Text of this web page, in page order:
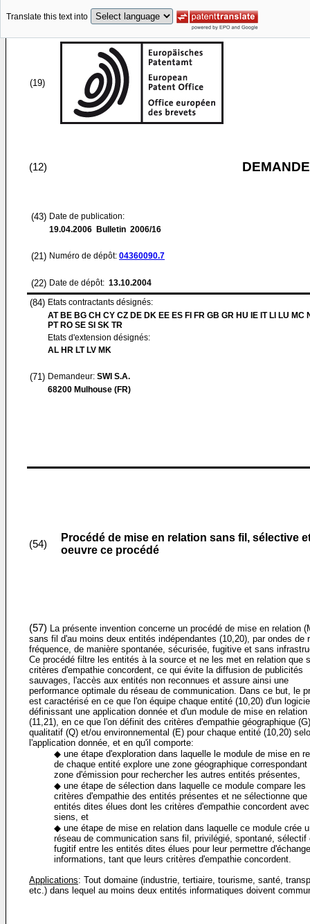
Translate this text into
(19)
(12)
(43) Date de publication:
19.04.2006 Bulletin 2006/16
(21) Numéro de dépôt: 04360090.7
(22) Date de dépôt: 13.10.2004
(84) Etats contractants désignés:
AT BE BG CH CY CZ DE DK EE ES FI FR GB GR HU IE IT LI LU MC
PT RO SE SI SK TR
Etats d'extension désignés:
AL HR LT LV MK
(71) Demandeur: SWI S.A.
68200 Mulhouse (FR)
(54)
Procédé de mise en relation sans fil, sélective
oeuvre ce procédé
(57) La présente invention concerne un procédé de mise en relation
sans fil d'au moins deux entités indépendantes (10,20), par ondes de
fréquence, de manière spontanée, sécurisée, fugitive et sans
Ce procédé filtre les entités à la source et ne les met en relation que
critères d'empathie concordent, ce qui évite la diffusion de publicités
sauvages, l'accès aux entités non reconnues et assure ainsi une
performance optimale du réseau de communication. Dans ce but, le
est caractérisé en ce que l'on équipe chaque entité (10,20) d'un
définissant une application donnée et d'un module de mise en relation
(11,21), en ce que l'on définit des critères d'empathie géographique
qualitatif (Q) et/ou environnemental (E) pour chaque entité (10,20)
l'application donnée, et en qu'il comporte:
◆ une étape d'exploration dans laquelle le module de mise en
de chaque entité explore une zone géographique correspondant
zone d'émission pour rechercher les autres entités présentes,
◆ une étape de sélection dans laquelle ce module compare les
critères d'empathie des entités présentes et ne sélectionne que
entités dites élues dont les critères d'empathie concordent
siens, et
◆ une étape de mise en relation dans laquelle ce module crée
réseau de communication sans fil, privilégié, spontané, sélectif
fugitif entre les entités dites élues pour leur permettre
informations, tant que leurs critères d'empathie concordent.
Applications: Tout domaine (industrie, tertiaire, tourisme, santé,
etc.) dans lequel au moins deux entités informatiques doivent